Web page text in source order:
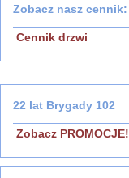
Zobacz nasz cennik:
Cennik drzwi
22 lat Brygady 102
Zobacz PROMOCJE!